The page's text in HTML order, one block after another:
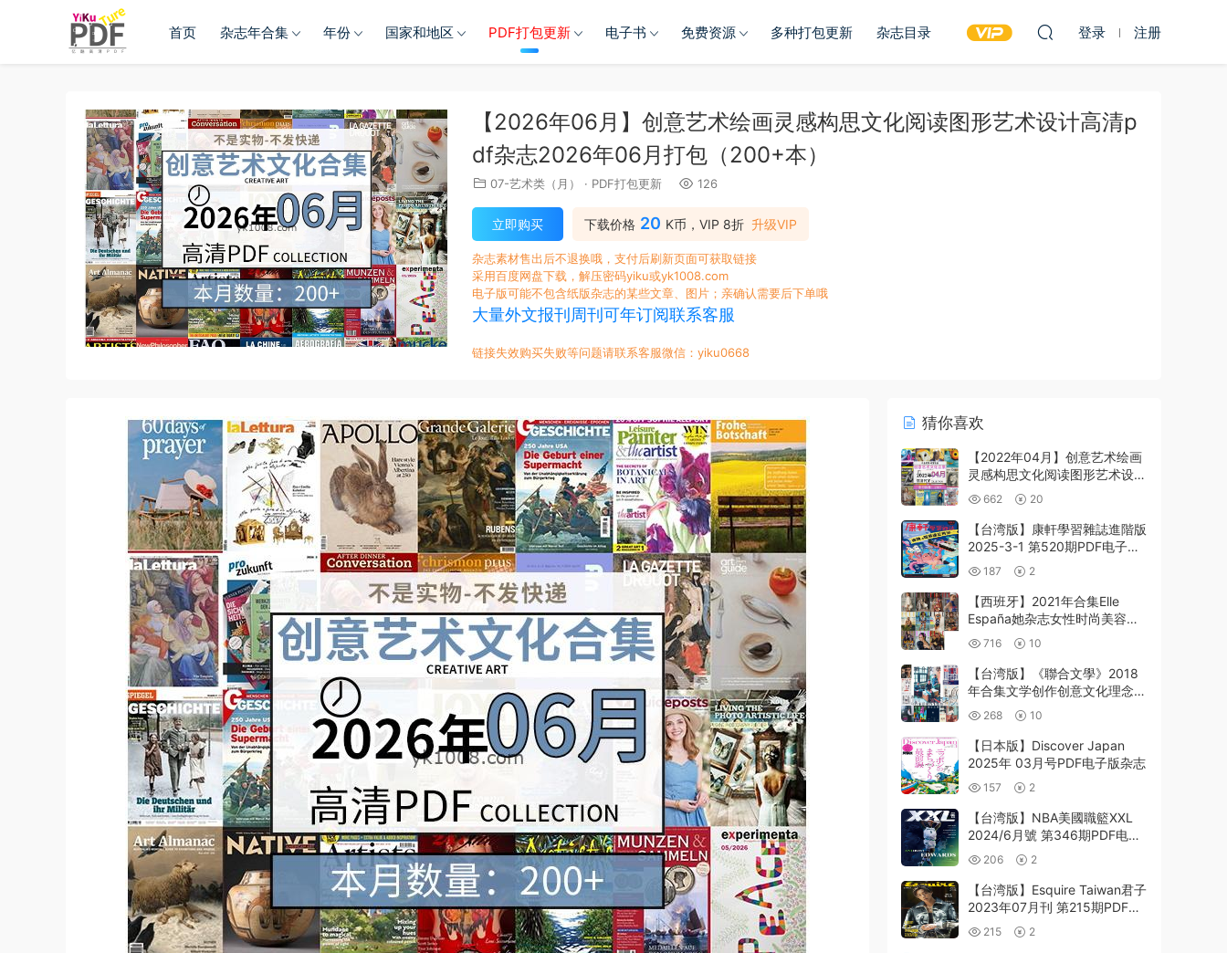
首页 杂志年合集 年份 国家和地区 PDF打包更新 电子书 免费资源 多种打包更新 杂志目录 登录 注册
【2026年06月】创意艺术绘画灵感构思文化阅读图形艺术设计高清p
df杂志2026年06月打包（200+本）
07-艺术类（月） · PDF打包更新 126
下载价格 20 K币，VIP 8折 升级VIP
立即购买
杂志素材售出后不退换哦，支付后刷新页面可获取链接
采用百度网盘下载，解压密码yiku或yk1008.com
电子版可能不包含纸版杂志的某些文章、图片；亲确认需要后下单哦
大量外文报刊周刊可年订阅联系客服
链接失效购买失败等问题请联系客服微信：yiku0668
猜你喜欢
【2022年04月】创意艺术绘画
灵感构思文化阅读图形艺术设计
高清pdf杂志2022年04月打包
（250+本）
662 20
【台湾版】康軒學習雜誌進階版
2025-3-1 第520期PDF电子版
杂志187 2
【西班牙】2021年合集Elle
España她杂志女性时尚美容服
饰时装设计pdf杂志（11本）
716 10
【台湾版】《聯合文學》2018
年合集文学创作创意文化理念思
想PDF杂志（12本）
268 10
【日本版】Discover Japan
2025年 03月号PDF电子版杂志
157 2
【台湾版】NBA美國職籃XXL
2024/6月號 第346期PDF电子
版下载阅读
206 2
【台湾版】Esquire Taiwan君子
2023年07月刊 第215期PDF电
子版215 2